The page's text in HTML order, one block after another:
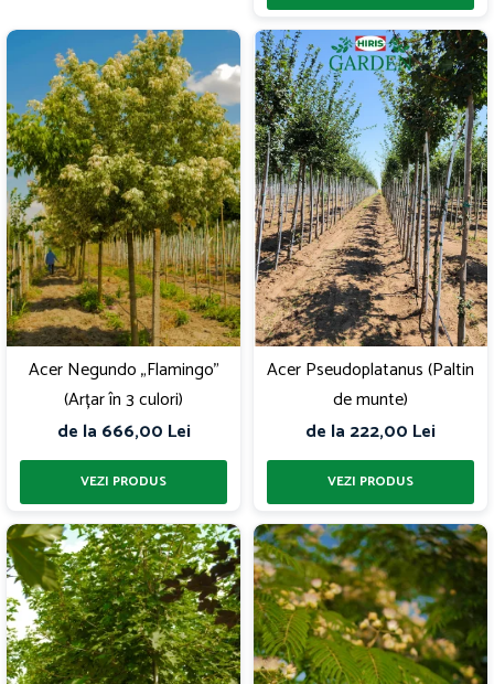
Acer Negundo „Flamingo”
(Arțar în 3 culori)
de la 666,00 Lei
Acer Pseudoplatanus (Paltin
de munte)
de la 222,00 Lei